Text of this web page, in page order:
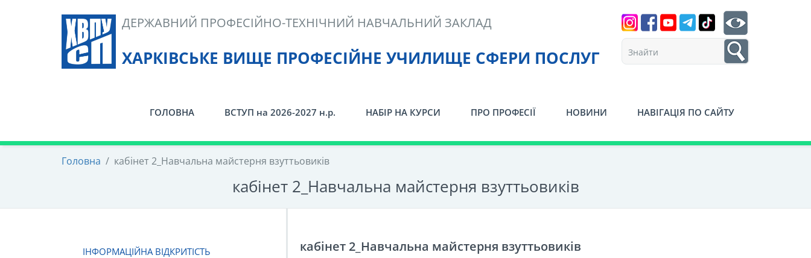
ХАРКІВСЬКЕ ВИЩЕ ПРОФЕСІЙНЕ УЧИЛИЩЕ СФЕРИ ПОСЛУГ
ДЕРЖАВНИЙ ПРОФЕСІЙНО-ТЕХНІЧНИЙ НАВЧАЛЬНИЙ ЗАКЛАД
1
ГОЛОВНА ВСТУП на 2026-2027 н.р. НАБІР НА КУРСИ ПРО ПРОФЕСІЇ НОВИНИ НАВІГАЦІЯ ПО САЙТУ
Головна / кабінет 2_Навчальна майстерня взуттьовиків
кабінет 2_Навчальна майстерня взуттьовиків
ІНФОРМАЦІЙНА ВІДКРИТІСТЬ кабінет 2_Навчальна майстерня взуттьовиків